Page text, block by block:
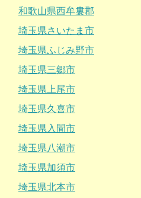
和歌山県西牟婁郡
埼玉県さいたま市
埼玉県ふじみ野市
埼玉県三郷市
埼玉県上尾市
埼玉県久喜市
埼玉県入間市
埼玉県八潮市
埼玉県加須市
埼玉県北本市